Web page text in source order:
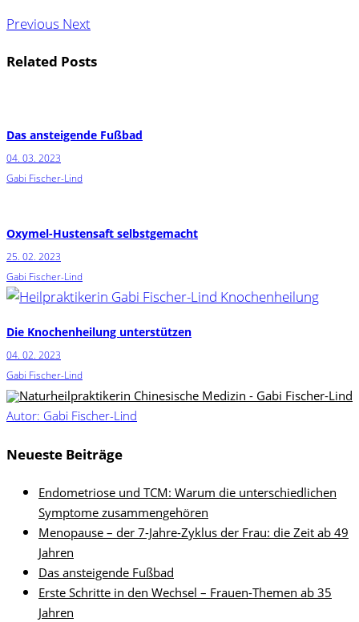
Previous Next
Related Posts
Das ansteigende Fußbad
04. 03. 2023
Gabi Fischer-Lind
Oxymel-Hustensaft selbstgemacht
25. 02. 2023
Gabi Fischer-Lind
Die Knochenheilung unterstützen
04. 02. 2023
Gabi Fischer-Lind
Autor: Gabi Fischer-Lind
Neueste Beiträge
Endometriose und TCM: Warum die unterschiedlichen
Symptome zusammengehören
Menopause – der 7-Jahre-Zyklus der Frau: die Zeit ab 49
Jahren
Das ansteigende Fußbad
Erste Schritte in den Wechsel – Frauen-Themen ab 35
Jahren